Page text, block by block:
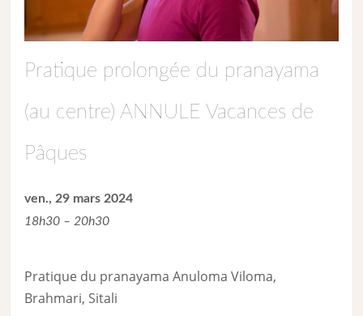
Pratique prolongée du pranayama
(au centre) ANNULE Vacances de
Pâques
ven., 29 mars 2024
18h30 – 20h30
Pratique du pranayama Anuloma Viloma,
Brahmari, Sitali